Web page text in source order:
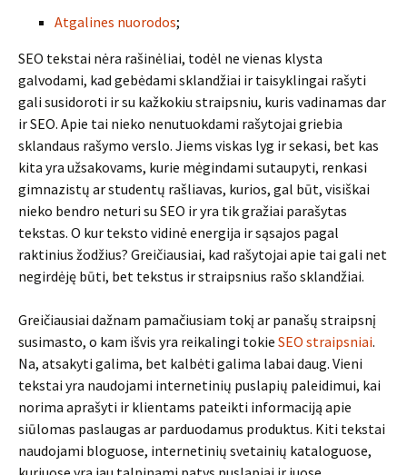
Atgalines nuorodos;
SEO tekstai nėra rašinėliai, todėl ne vienas klysta
galvodami, kad gebėdami sklandžiai ir taisyklingai rašyti
gali susidoroti ir su kažkokiu straipsniu, kuris vadinamas dar
ir SEO. Apie tai nieko nenutuokdami rašytojai griebia
sklandaus rašymo verslo. Jiems viskas lyg ir sekasi, bet kas
kita yra užsakovams, kurie mėgindami sutaupyti, renkasi
gimnazistų ar studentų rašliavas, kurios, gal būt, visiškai
nieko bendro neturi su SEO ir yra tik gražiai parašytas
tekstas. O kur teksto vidinė energija ir sąsajos pagal
raktinius žodžius? Greičiausiai, kad rašytojai apie tai gali net
negirdėję būti, bet tekstus ir straipsnius rašo sklandžiai.
Greičiausiai dažnam pamačiusiam tokį ar panašų straipsnį
susimasto, o kam išvis yra reikalingi tokie SEO straipsniai.
Na, atsakyti galima, bet kalbėti galima labai daug. Vieni
tekstai yra naudojami internetinių puslapių paleidimui, kai
norima aprašyti ir klientams pateikti informaciją apie
siūlomas paslaugas ar parduodamus produktus. Kiti tekstai
naudojami bloguose, internetinių svetainių kataloguose,